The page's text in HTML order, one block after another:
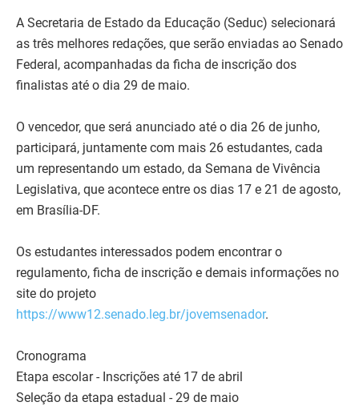
A Secretaria de Estado da Educação (Seduc) selecionará
as três melhores redações, que serão enviadas ao Senado
Federal, acompanhadas da ficha de inscrição dos
finalistas até o dia 29 de maio.
O vencedor, que será anunciado até o dia 26 de junho,
participará, juntamente com mais 26 estudantes, cada
um representando um estado, da Semana de Vivência
Legislativa, que acontece entre os dias 17 e 21 de agosto,
em Brasília-DF.
Os estudantes interessados podem encontrar o
regulamento, ficha de inscrição e demais informações no
site do projeto
https://www12.senado.leg.br/jovemsenador.
Cronograma
Etapa escolar - Inscrições até 17 de abril
Seleção da etapa estadual - 29 de maio